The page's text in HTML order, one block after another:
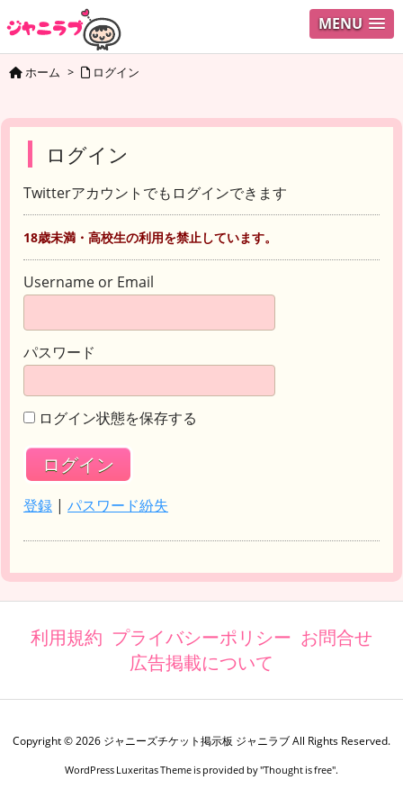
MENU
ホーム > ログイン
ログイン
Twitterアカウントでもログインできます
18歳未満・高校生の利用を禁止しています。
Username or Email
パスワード
ログイン状態を保存する
登録 | パスワード紛失
利用規約 プライバシーポリシー お問合せ
広告掲載について
Copyright ©2026 ジャニーズチケット掲示板 ジャニラブAll Rights Reserved.
WordPress Luxeritas Theme is provided by "Thought is free".